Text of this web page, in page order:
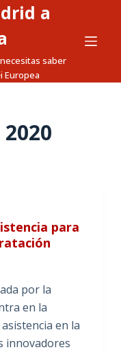
a
saber
Europea
para
por la
en la
en la
innovadores